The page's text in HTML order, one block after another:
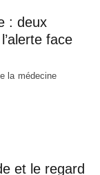
: deux
face
la médecine
et le regard